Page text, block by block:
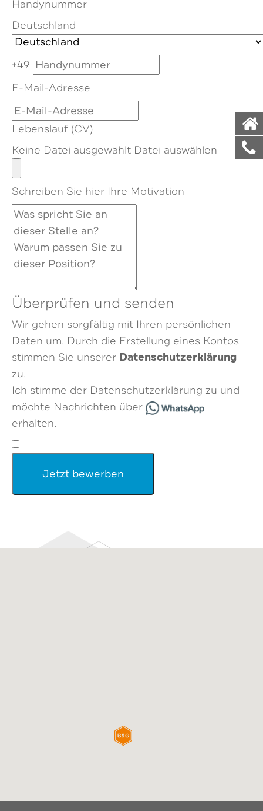
Handynummer
Deutschland
+49
E-Mail-Adresse
Lebenslauf (CV)
Keine Datei ausgewählt Datei auswählen
Schreiben Sie hier Ihre Motivation
Überprüfen und senden
Wir gehen sorgfältig mit Ihren persönlichen
Daten um. Durch die Erstellung eines Kontos
stimmen Sie unserer Datenschutzerklärung
zu.
Ich stimme der Datenschutzerklärung zu und
möchte Nachrichten über
erhalten.
Jetzt bewerben